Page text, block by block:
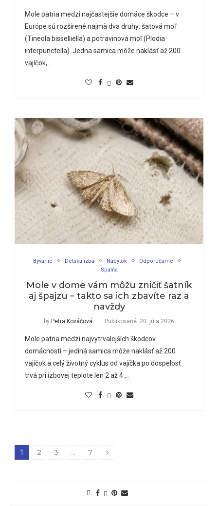
Mole patria medzi najčastejšie domáce škodce – v
Európe sú rozšírené najmä dva druhy: šatová moľ
(Tineola bisselliella) a potravinová moľ (Plodia
interpunctella). Jedna samica môže naklásť až 200
vajíčok, …
Bývanie Detská izba Nábytok
Odporúčame
Spálňa
Mole v dome vám môžu zničiť šatník
aj špajzu – takto sa ich zbavíte raz a
navždy
by Petra Kováčová Publikované: 20. júla 2026
Mole patria medzi najvytrvalejších škodcov
domácnosti – jediná samica môže naklásť až 200
vajíčok a celý životný cyklus od vajíčka po dospelosť
trvá pri izbovej teplote len 2 až 4 …
1 2 3 7